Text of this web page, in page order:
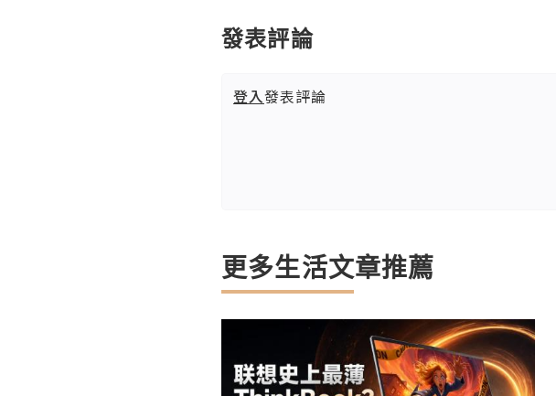
發表評論
登入發表評論
更多生活文章推薦